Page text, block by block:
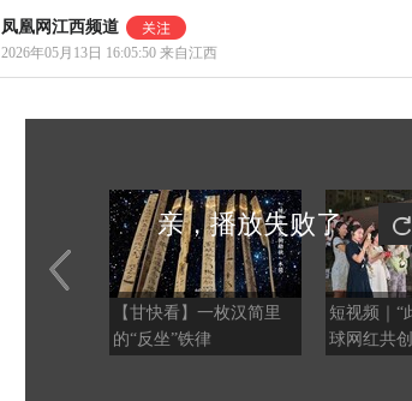
凤凰网江西频道
2026年05月13日 16:05:50 来自江西
亲，播放失败了
【甘快看】一枚汉简里
的“反坐”铁律
短视频｜“
球网红共